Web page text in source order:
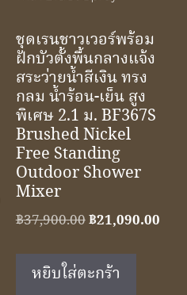
Current
price
฿19,900.00.
ชุดเรนชาวเวอร์พร้อม
ฝักบัวตั้งพื้นกลางแจ้ง
สระว่ายน้ำสีเงิน ทรง
กลม น้ำร้อน-เย็น สูง
พิเศษ 2.1 ม. BF367S
Brushed Nickel
Free Standing
Outdoor Shower
Mixer
฿37,900.00Original
was:
฿37,900.00.
฿21,090.00
หยิบใส่ตะกร้า